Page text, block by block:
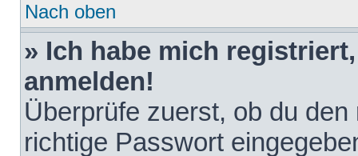
Nach oben
» Ich habe mich
anmelden!
Überprüfe zuerst, ob du
richtige Passwort